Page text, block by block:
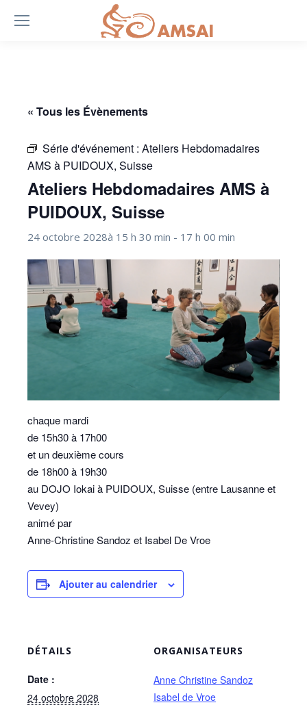
« Tous les Évènements
Série d'événement : Ateliers Hebdomadaires
AMS à PUIDOUX, Suisse
Ateliers Hebdomadaires AMS à
PUIDOUX, Suisse
24 octobre 2028à 15 h 30 min - 17 h 00 min
chaque mardi
de 15h30 à 17h00
et un deuxième cours
de 18h00 à 19h30
au DOJO Iokai à PUIDOUX, Suisse (entre Lausanne et
Vevey)
animé par
Anne-Christine Sandoz et Isabel De Vroe
Ajouter au calendrier
DÉTAILS
Date :
24 octobre 2028
ORGANISATEURS
Anne Christine Sandoz
Isabel de Vroe